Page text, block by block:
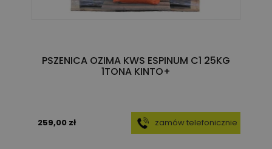
PSZENICA OZIMA KWS ESPINUM C1 25KG
1TONA KINTO+
259,00 zł zamów telefonicznie